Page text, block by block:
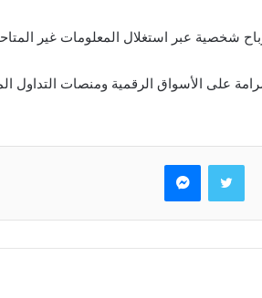
شخصية عبر استغلال المعلومات غير
على الأسواق الرقمية ومنصات التداول
تويتر ماسنجر